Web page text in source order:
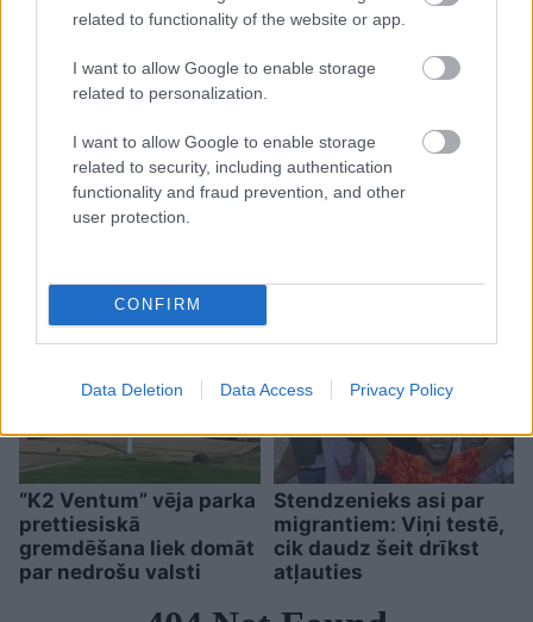
related to functionality of the website or app.
I want to allow Google to enable storage
related to personalization.
I want to allow Google to enable storage
related to security, including authentication
functionality and fraud prevention, and other
user protection.
CONFIRM
Data Deletion Data Access Privacy Policy
Kartupeļu horoskops: ko
par tevi liecina tavs
“K2 Ventum” vēja parka
prettiesiskā
gremdēšana liek domāt
par nedrošu valsti
Stendzenieks asi par
migrantiem: Viņi testē,
cik daudz šeit drīkst
atļauties